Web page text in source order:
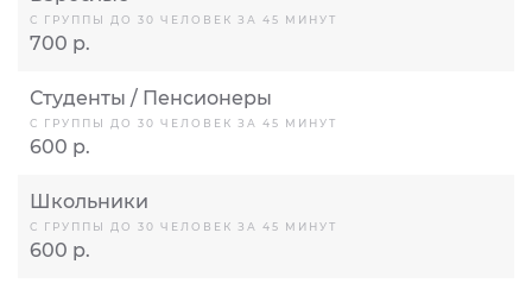
С ГРУППЫ ДО 30 ЧЕЛОВЕК ЗА 45 МИНУТ
700 р.
Студенты / Пенсионеры
С ГРУППЫ ДО 30 ЧЕЛОВЕК ЗА 45 МИНУТ
600 р.
Школьники
С ГРУППЫ ДО 30 ЧЕЛОВЕК ЗА 45 МИНУТ
600 р.